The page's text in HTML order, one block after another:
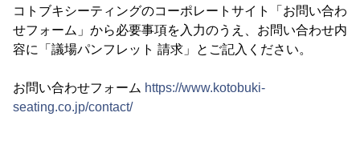
コトブキシーティングのコーポレートサイト「お問い合わ
せフォーム」から必要事項を入力のうえ、お問い合わせ内
容に「議場パンフレット 請求」とご記入ください。
お問い合わせフォーム https://www.kotobuki-
seating.co.jp/contact/